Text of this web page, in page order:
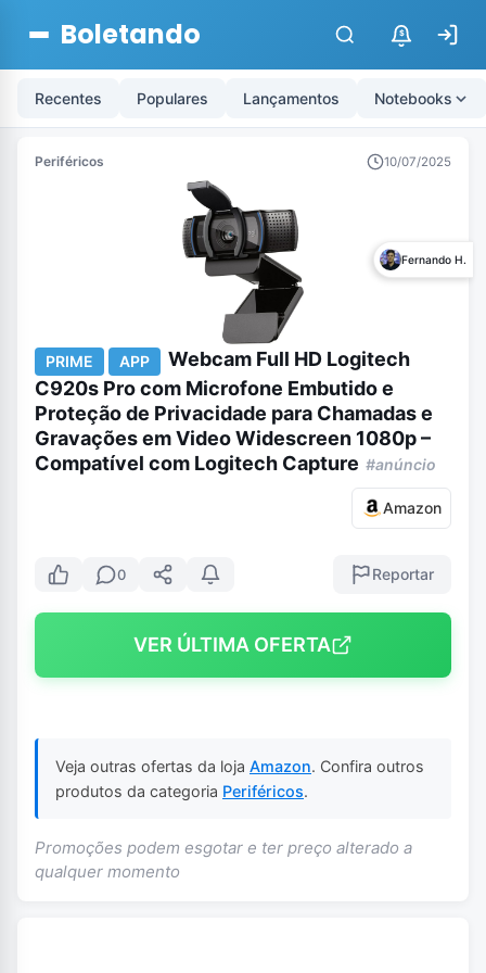
Boletando $
Recentes Populares Lançamentos Notebooks
Periféricos 10/07/2025
Fernando H.
PRIME APP
Webcam Full HD Logitech
C920s Pro com Microfone Embutido e
Proteção de Privacidade para Chamadas e
Gravações em Video Widescreen 1080p –
Compatível com Logitech Capture #anúncio
Amazon
0 Reportar
VER ÚLTIMA OFERTA
Veja outras ofertas da loja Amazon. Confira outros
produtos da categoria Periféricos.
Promoções podem esgotar e ter preço alterado a
qualquer momento